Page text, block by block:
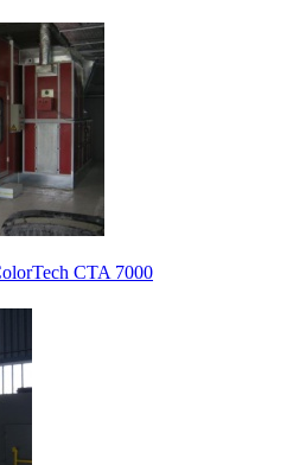
CTA 7000